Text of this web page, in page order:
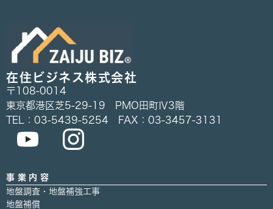
在住ビジネス株式会社
〒108-0014
東京都港区芝5-29-19 PMO田町Ⅳ3階
TEL：03-5439-5254 FAX：03-3457-3131
事業内容
地盤調査・地盤補強工事
地盤補償